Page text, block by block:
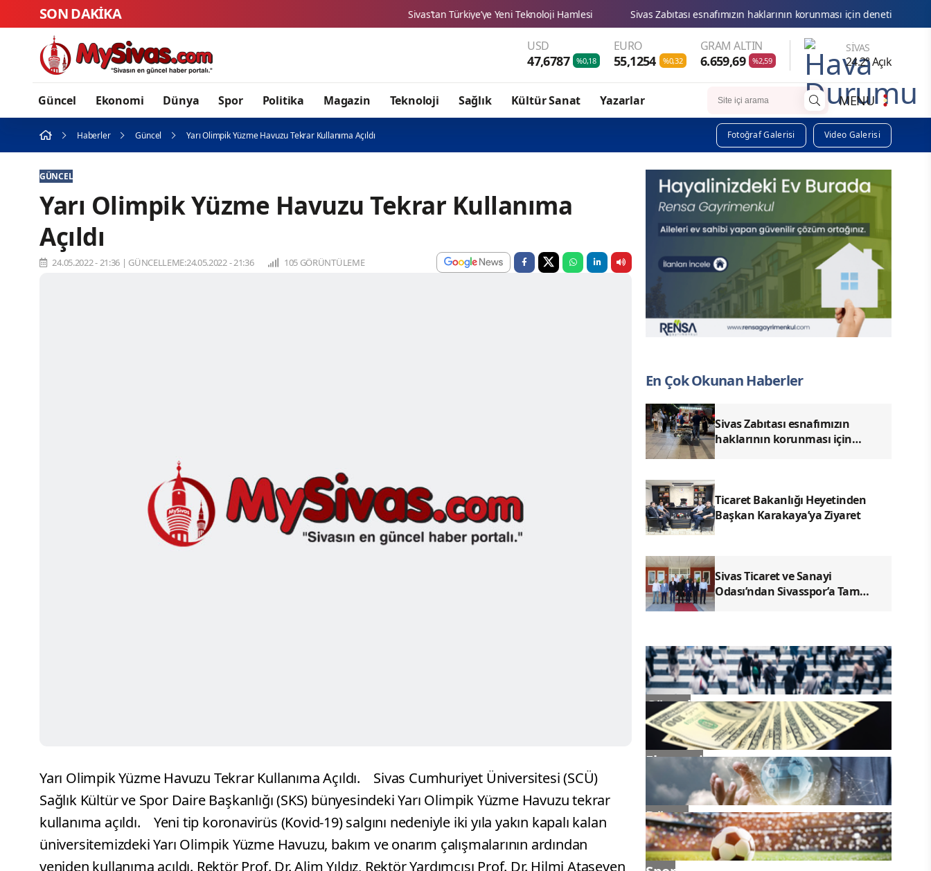
SON DAKİKA Sivas’tan Türkiye’ye Yeni Teknoloji Hamlesi Sivas Zabıtası esnafımızın haklarının korunması için denetimlerimizi aralıksız
USD
47,6787 %0,18
EURO
55,1254 %0,32
GRAM ALTIN
6.659,69 %2,59
SIVAS
24.2° Açık
Güncel Ekonomi Dünya Spor Politika Magazin Teknoloji Sağlık Kültür Sanat Yazarlar MENU
Haberler Güncel Yarı Olimpik Yüzme Havuzu Tekrar Kullanıma Açıldı Fotoğraf Galerisi Video Galerisi
GÜNCEL
Yarı Olimpik Yüzme Havuzu Tekrar Kullanıma
Açıldı
24.05.2022 - 21:36 | GÜNCELLEME:24.05.2022 - 21:36 105 GÖRÜNTÜLEME
Yarı Olimpik Yüzme Havuzu Tekrar Kullanıma Açıldı.
Sivas Cumhuriyet Üniversitesi (SCÜ)
Sağlık Kültür ve Spor Daire Başkanlığı (SKS) bünyesindeki Yarı Olimpik Yüzme Havuzu tekrar
kullanıma açıldı.
Yeni tip koronavirüs (Kovid-19) salgını nedeniyle iki yıla yakın kapalı kalan
üniversitemizdeki Yarı Olimpik Yüzme Havuzu, bakım ve onarım çalışmalarının ardından
yeniden kullanıma açıldı. Rektör Prof. Dr. Alim Yıldız, Rektör Yardımcısı Prof. Dr. Hilmi Ataseven
En Çok Okunan Haberler
Sivas Zabıtası esnafımızın
haklarının korunması için
Ticaret Bakanlığı Heyetinden
Başkan Karakaya’ya Ziyaret
Sivas Ticaret ve Sanayi
Odası’ndan Sivasspor’a Tam
Güncel
Ekonomi
Dünya